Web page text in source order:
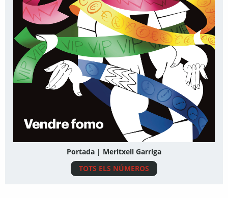
Portada | Meritxell Garriga
TOTS ELS NÚMEROS